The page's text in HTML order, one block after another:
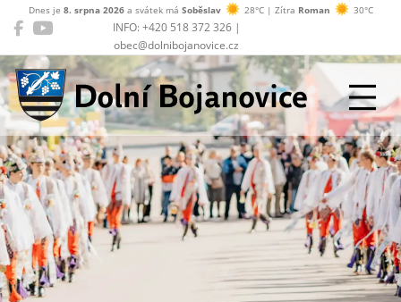
INFO: +420 518 372 326 |
obec@dolnibojanovice.cz
Dnes je 8. srpna 2026a svátek má Soběslav 28°C | Zítra Roman 30°C
Dolní Bojanovice